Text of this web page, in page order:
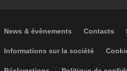
Footer secondary
News & évènements Contacts
Footer menu
Informations sur la société